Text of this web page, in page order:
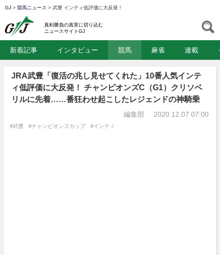
GJ > 競馬ニュース > 武豊 インティ低評価に大反発！
真剣勝負の真実に切り込む
ニュースサイトGJ
新着記事 インタビュー 競馬 麻雀 連載
JRA武豊「復活の兆し見せてくれた」10番人気インテ
ィ低評価に大反発！ チャンピオンズC（G1）クリソベ
リルに先着……番狂わせ起こしたレジェンドの神騎乗
編集部 2020.12.07 07:00
#武豊 #チャンピオンズカップ #インティ